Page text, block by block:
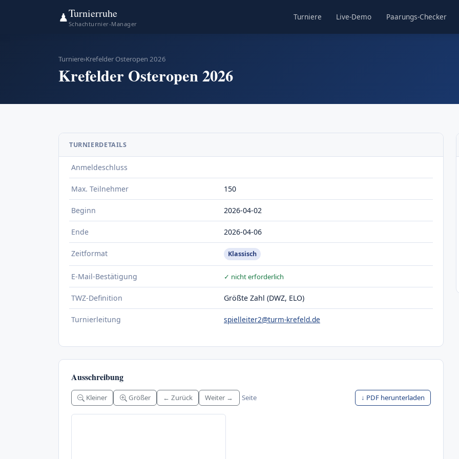
♟Turnierruhe
Schachturnier-Manager
Turniere Live-Demo Paarungs-Checker
Turniere›Krefelder Osteropen 2026
Krefelder Osteropen 2026
TURNIERDETAILS
Anmeldeschluss
Max. Teilnehmer 150
Beginn 2026-04-02
Ende 2026-04-06
Zeitformat Klassisch
E-Mail-Bestätigung ✓ nicht erforderlich
TWZ-Definition Größte Zahl (DWZ, ELO)
Turnierleitung spielleiter2@turm-krefeld.de
Ausschreibung
Kleiner Größer ← Zurück Weiter → Seite ↓ PDF herunterladen